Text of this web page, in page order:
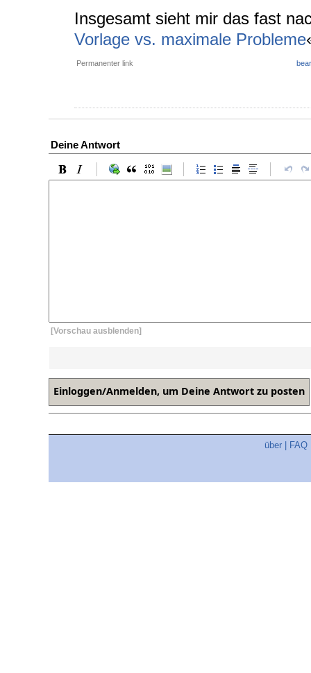
Insgesamt sieht mir das fast
Vorlage vs. maximale Probleme
Permanenter link
Deine Antwort
[Vorschau ausblenden]
über FAQ